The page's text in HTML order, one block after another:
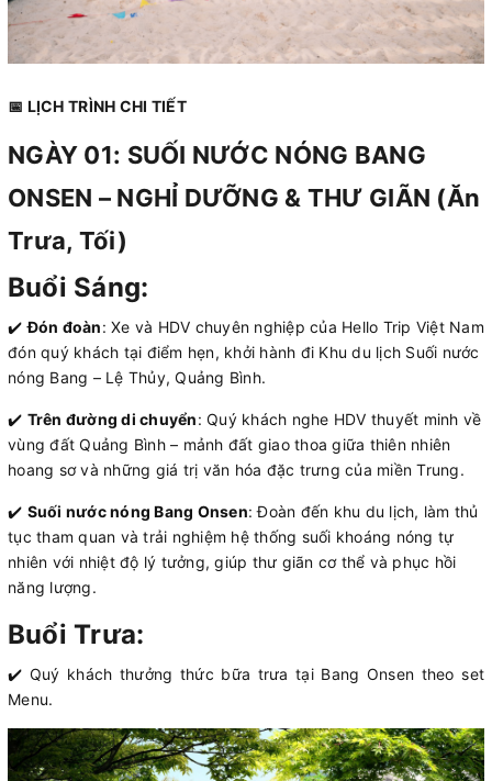
📅 LỊCH TRÌNH CHI TIẾT
NGÀY 01: SUỐI NƯỚC NÓNG BANG
ONSEN – NGHỈ DƯỠNG & THƯ GIÃN (Ăn
Trưa, Tối)
Buổi Sáng:
✔️Đón đoàn: Xe và HDV chuyên nghiệp của Hello Trip Việt Nam
đón quý khách tại điểm hẹn, khởi hành đi Khu du lịch Suối nước
nóng Bang – Lệ Thủy, Quảng Bình.
✔️ Trên đường di chuyển: Quý khách nghe HDV thuyết minh về
vùng đất Quảng Bình – mảnh đất giao thoa giữa thiên nhiên
hoang sơ và những giá trị văn hóa đặc trưng của miền Trung.
✔️ Suối nước nóng Bang Onsen: Đoàn đến khu du lịch, làm thủ
tục tham quan và trải nghiệm hệ thống suối khoáng nóng tự
nhiên với nhiệt độ lý tưởng, giúp thư giãn cơ thể và phục hồi
năng lượng.
Buổi Trưa:
✔️ Quý khách thưởng thức bữa trưa tại Bang Onsen theo set
Menu.